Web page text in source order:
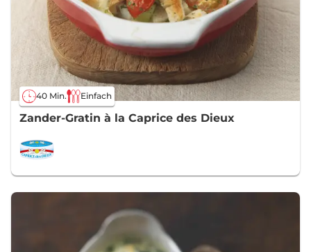
40 Min. Einfach
Zander-Gratin à la Caprice des Dieux